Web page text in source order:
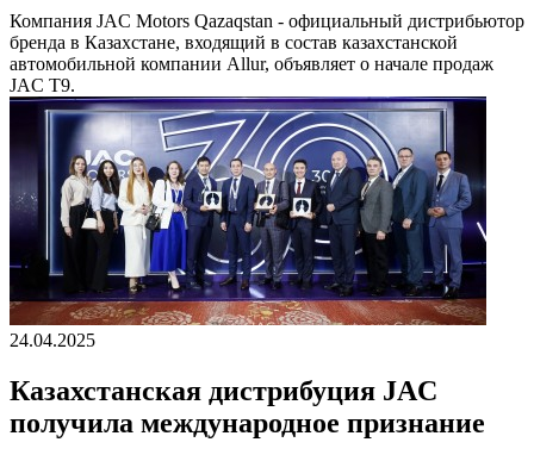
Компания JAC Motors Qazaqstan - официальный дистрибьютор
бренда в Казахстане, входящий в состав казахстанской
автомобильной компании Allur, объявляет о начале продаж
JAC T9.
24.04.2025
Казахстанская дистрибуция JAC
получила международное признание